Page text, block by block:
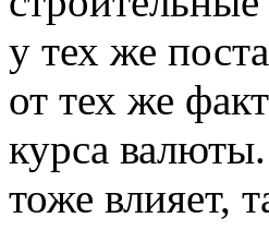
у тех же
от тех же
курса
тоже влияет,